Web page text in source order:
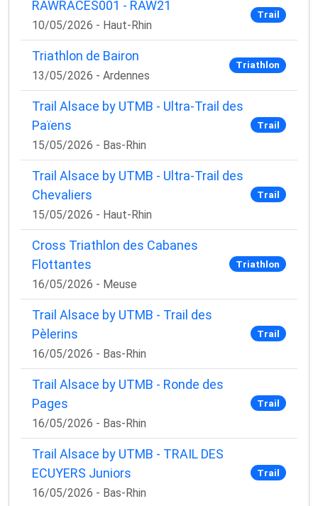
RAWRACES001 - RAW21
10/05/2026 - Haut-Rhin
Trail
Triathlon de Bairon
13/05/2026 - Ardennes
Triathlon
Trail Alsace by UTMB - Ultra-Trail des
Païens
15/05/2026 - Bas-Rhin
Trail
Trail Alsace by UTMB - Ultra-Trail des
Chevaliers
15/05/2026 - Haut-Rhin
Trail
Cross Triathlon des Cabanes
Flottantes
16/05/2026 - Meuse
Triathlon
Trail Alsace by UTMB - Trail des
Pèlerins
16/05/2026 - Bas-Rhin
Trail
Trail Alsace by UTMB - Ronde des
Pages
16/05/2026 - Bas-Rhin
Trail
Trail Alsace by UTMB - TRAIL DES
ECUYERS Juniors
16/05/2026 - Bas-Rhin
Trail